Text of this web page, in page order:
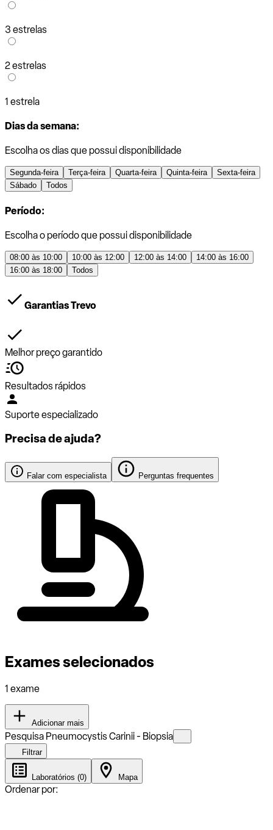
3 estrelas
2 estrelas
1 estrela
Dias da semana:
Escolha os dias que possui disponibilidade
Segunda-feira Terça-feira Quarta-feira Quinta-feira
Sexta-feira
Sábado
Todos
Período:
Escolha o período que possui disponibilidade
08:00 às 10:00 10:00 às 12:00 12:00 às 14:00
14:00 às 16:00
16:00 às 18:00
Todos
Garantias Trevo
Melhor preço garantido
Resultados rápidos
Suporte especializado
Precisa de ajuda?
Falar com especialista Perguntas frequentes
Exames selecionados
1 exame
Adicionar mais
Pesquisa Pneumocystis Carinii - Biopsia
Filtrar
Laboratórios (0) Mapa
Ordenar por: